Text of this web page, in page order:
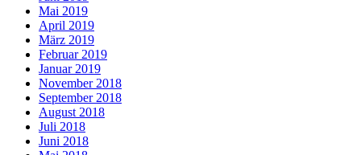
Mai 2019
April 2019
März 2019
Februar 2019
Januar 2019
November 2018
September 2018
August 2018
Juli 2018
Juni 2018